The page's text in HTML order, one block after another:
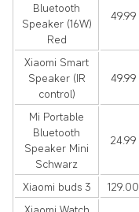
Bluetooth
Speaker (16W)
Red
49.99
Xiaomi Smart
Speaker (IR
control)
49.99
Mi Portable
Bluetooth
Speaker Mini
Schwarz
24.99
Xiaomi buds 3 129.00